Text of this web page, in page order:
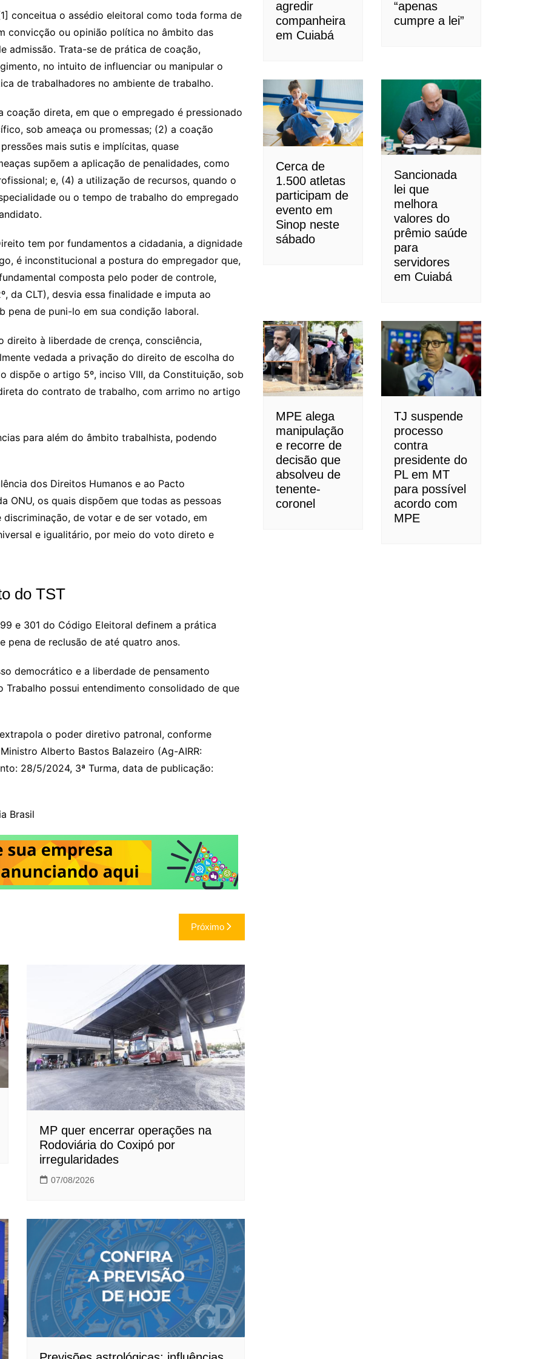
e
Cl
a
s
sr
o
o
m
e
n
g
er
a
g
e
k.
c
o
m
e o
M
ai
l
d
s
conceitua o assédio eleitoral como toda forma de
convicção ou opinião política no âmbito das
admissão. Trata-se de prática de coação,
no intuito de influenciar ou manipular o
de trabalhadores no ambiente de trabalho.
direta, em que o empregado é pressionado
sob ameaça ou promessas; (2) a coação
mais sutis e implícitas, quase
supõem a aplicação de penalidades, como
e, (4) a utilização de recursos, quando o
ou o tempo de trabalho do empregado
tem por fundamentos a cidadania, a dignidade
é inconstitucional a postura do empregador que,
composta pelo poder de controle,
da CLT), desvia essa finalidade e imputa ao
pena de puni-lo em sua condição laboral.
à liberdade de crença, consciência,
vedada a privação do direito de escolha do
dispõe o artigo 5º, inciso VIII, da Constituição, sob
do contrato de trabalho, com arrimo no artigo
para além do âmbito trabalhista, podendo
dos Direitos Humanos e ao Pacto
ONU, os quais dispõem que todas as pessoas
de votar e de ser votado, em
e igualitário, por meio do voto direto e
do TST
e 301 do Código Eleitoral definem a prática
pena de reclusão de até quatro anos.
democrático e a liberdade de pensamento
possui entendimento consolidado de que
o poder diretivo patronal, conforme
Alberto Bastos Balazeiro (Ag-AIRR:
28/5/2024, 3ª Turma, data de publicação:
Brasil
Próximo
MP quer encerrar operações na
Rodoviária do Coxipó por
irregularidades
07/08/2026
agredir
companheira
em Cuiabá
“apenas
cumpre a lei”
Cerca de
1.500 atletas
participam de
evento em
Sinop neste
sábado
Sancionada
lei que
melhora
valores do
prêmio saúde
para
servidores
em Cuiabá
MPE alega
manipulação
e recorre de
decisão que
absolveu de
tenente-
coronel
TJ suspende
processo
contra
presidente do
PL em MT
para possível
acordo com
MPE